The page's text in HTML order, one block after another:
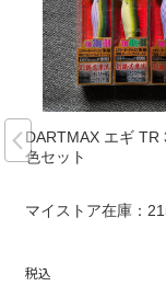
DARTMAX エギ TR
色セット
マイストア在庫：
税込